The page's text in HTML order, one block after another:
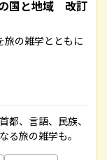
国と地域 改訂
旅の雑学とともに
都、言語、民族、
る旅の雑学も。